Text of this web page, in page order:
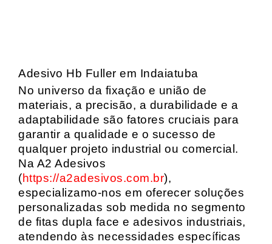
Adesivo Hb Fuller em Indaiatuba
No universo da fixação e união de
materiais, a precisão, a durabilidade e a
adaptabilidade são fatores cruciais para
garantir a qualidade e o sucesso de
qualquer projeto industrial ou comercial.
Na A2 Adesivos
(https://a2adesivos.com.br),
especializamo-nos em oferecer soluções
personalizadas sob medida no segmento
de fitas dupla face e adesivos industriais,
atendendo às necessidades específicas